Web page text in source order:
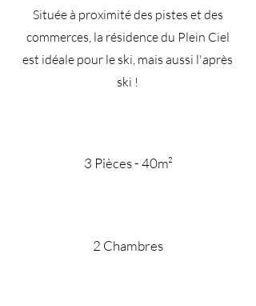
Située à proximité des pistes et des
commerces, la résidence du Plein Ciel
est idéale pour le ski, mais aussi l'après
ski !
3 Pièces - 40m²
2 Chambres